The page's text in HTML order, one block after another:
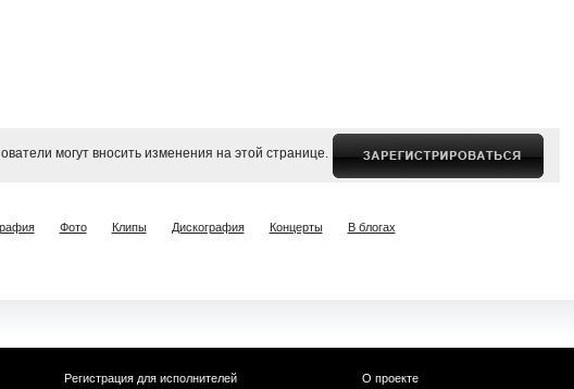
могут вносить изменения на этой странице.
Фото Клипы Дискография Концерты В блогах
Регистрация для исполнителей
О проекте